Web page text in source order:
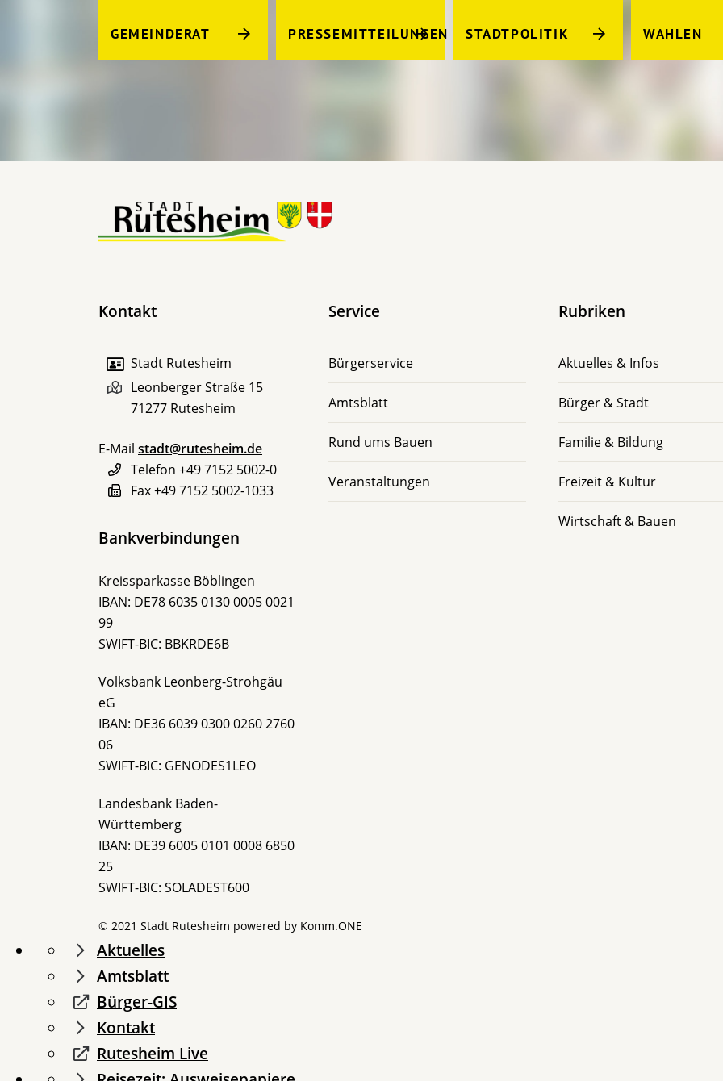
GEMEINDERAT PRESSEMITTEILUNGEN STADTPOLITIK WAHLEN
Kontakt
Stadt Rutesheim
Leonberger Straße 15
71277 Rutesheim
E-Mail stadt@rutesheim.de
Telefon +49 7152 5002-0
Fax+49 7152 5002-1033
Bankverbindungen
Kreissparkasse Böblingen
IBAN: DE78 6035 0130 0005 0021
99
SWIFT-BIC: BBKRDE6B
Volksbank Leonberg-Strohgäu
eG
IBAN: DE36 6039 0300 0260 2760
06
SWIFT-BIC: GENODES1LEO
Landesbank Baden-
Württemberg
IBAN: DE39 6005 0101 0008 6850
25
SWIFT-BIC: SOLADEST600
Service
Bürgerservice
Amtsblatt
Rund ums Bauen
Veranstaltungen
Rubriken
Aktuelles & Infos
Bürger & Stadt
Familie & Bildung
Freizeit & Kultur
Wirtschaft & Bauen
© 2021 Stadt Rutesheim powered by Komm.ONE
Aktuelles
Amtsblatt
Bürger-GIS
Kontakt
Rutesheim Live